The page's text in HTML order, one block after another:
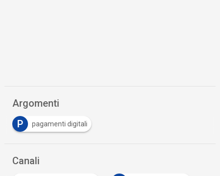
Argomenti
P
pagamenti digitali
Canali